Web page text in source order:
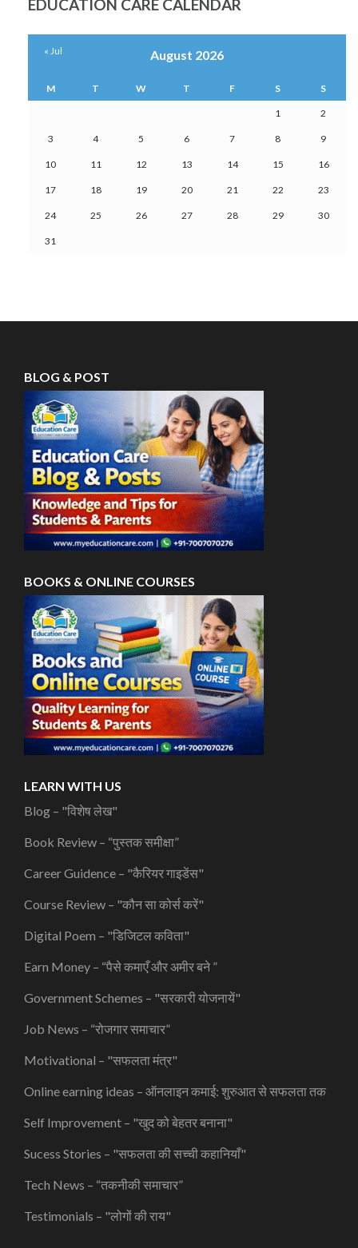
EDUCATION CARE CALENDAR
August 2026
M T W T F S S
1 2
3 4 5 6 7 8 9
10 11 12 13 14 15 16
17 18 19 20 21 22 23
24 25 26 27 28 29 30
31
« Jul
BLOG & POST
BOOKS & ONLINE COURSES
LEARN WITH US
Blog – "विशेष लेख"
Book Review – “पुस्तक समीक्षा”
Career Guidence – "कैरियर गाइडेंस"
Course Review – "कौन सा कोर्स करें"
Digital Poem – "डिजिटल कविता"
Earn Money – “पैसे कमाएँ और अमीर बने ”
Government Schemes – "सरकारी योजनायें"
Job News – “रोजगार समाचार”
Motivational – "सफलता मंत्र"
Online earning ideas – ऑनलाइन कमाई: शुरुआत से सफलता तक
Self Improvement – "खुद को बेहतर बनाना"
Sucess Stories – "सफलता की सच्ची कहानियाँ"
Tech News – “तकनीकी समाचार”
Testimonials – "लोगों की राय"